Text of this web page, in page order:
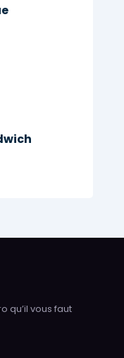
qu’il vous faut